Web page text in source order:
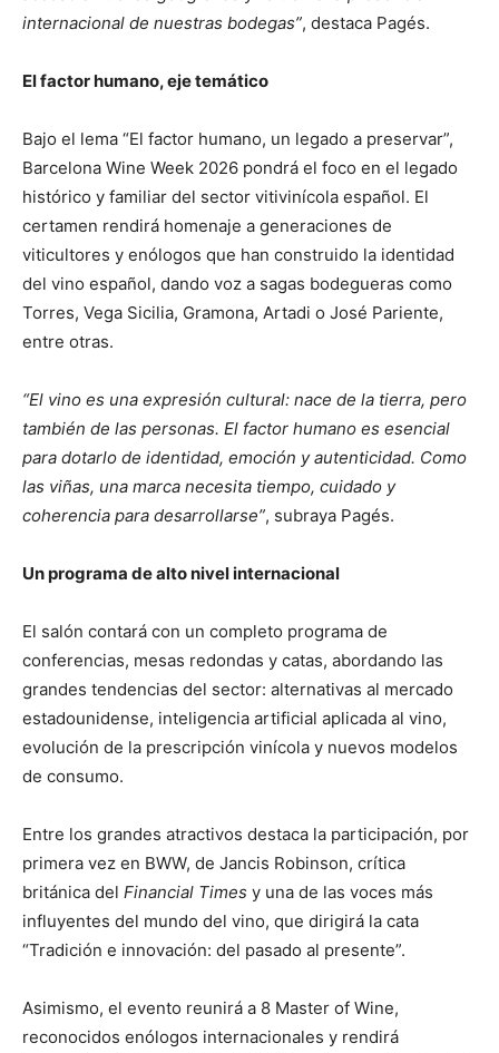
internacional de nuestras bodegas”, destaca Pagés.
El factor humano, eje temático
Bajo el lema “El factor humano, un legado a preservar”,
Barcelona Wine Week 2026 pondrá el foco en el legado
histórico y familiar del sector vitivinícola español. El
certamen rendirá homenaje a generaciones de
viticultores y enólogos que han construido la identidad
del vino español, dando voz a sagas bodegueras como
Torres, Vega Sicilia, Gramona, Artadi o José Pariente,
entre otras.
“El vino es una expresión cultural: nace de la tierra, pero
también de las personas. El factor humano es esencial
para dotarlo de identidad, emoción y autenticidad. Como
las viñas, una marca necesita tiempo, cuidado y
coherencia para desarrollarse”, subraya Pagés.
Un programa de alto nivel internacional
El salón contará con un completo programa de
conferencias, mesas redondas y catas, abordando las
grandes tendencias del sector: alternativas al mercado
estadounidense, inteligencia artificial aplicada al vino,
evolución de la prescripción vinícola y nuevos modelos
de consumo.
Entre los grandes atractivos destaca la participación, por
primera vez en BWW, de Jancis Robinson, crítica
británica del Financial Times y una de las voces más
influyentes del mundo del vino, que dirigirá la cata
“Tradición e innovación: del pasado al presente”.
Asimismo, el evento reunirá a 8 Master of Wine,
reconocidos enólogos internacionales y rendirá